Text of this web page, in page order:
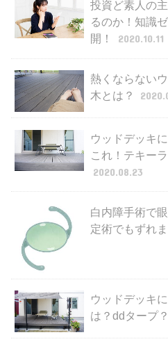
投資ど素人の
るのか！知識
開！
2020.10.11
熱くならない
木とは？
ウッドデッキ
これ！テキー
2020.08.23
白内障手術で
定術でもずれ
ウッドデッキ
は？ddタープ？